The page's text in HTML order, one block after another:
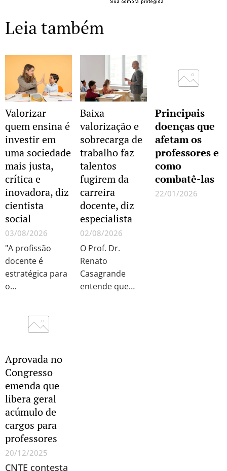
Leia também
Valorizar
quem ensina é
investir em
uma sociedade
mais justa,
crítica e
inovadora, diz
cientista
social
03/08/2026
"A profissão
docente é
estratégica para
o
que avançam em
vida e
competitividade
reconhecem que
a educação é um
pilar essencial, e
que não há
educação de
qualidade sem
professores
Baixa
valorização e
sobrecarga de
trabalho faz
talentos
fugirem da
carreira
docente, diz
especialista
02/08/2026
O Prof. Dr.
Renato
Casagrande
entende que
Principais
doenças que
afetam os
professores e
como
combatê-las
22/01/2026
Aprovada no
Congresso
emenda que
libera geral
acúmulo de
cargos para
professores
20/12/2025
CNTE contesta